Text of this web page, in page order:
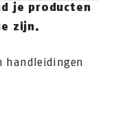
je producten
zijn.
handleidingen